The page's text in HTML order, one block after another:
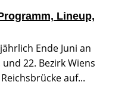
Lineup,
Ende Juni an
22. Bezirk Wiens
auf...